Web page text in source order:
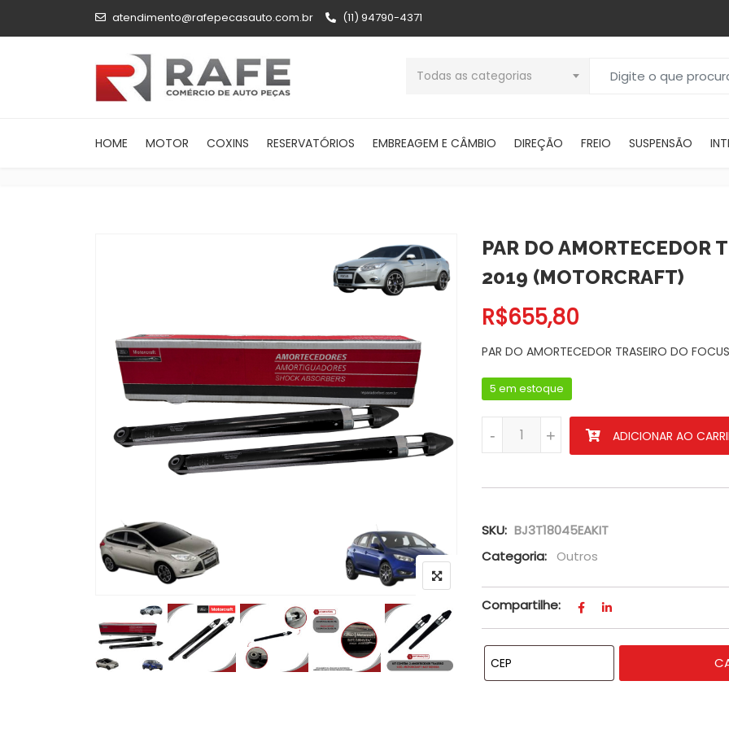
atendimento@rafepecasauto.com.br (11) 94790-4371
Todas as categorias
HOME MOTOR COXINS RESERVATÓRIOS EMBREAGEM E CÂMBIO DIREÇÃO FREIO SUSPENSÃO
PAR DO AMORTECEDOR
2019 (MOTORCRAFT)
R$655,80
PAR DO AMORTECEDOR TRASEIRO DO
5 em estoque
PAR DO AMORTECEDOR TRASEIRO DO
+
- ADICIONAR AO
SKU: BJ3T18045EAKIT
Categoria:
Outros
Compartilhe: